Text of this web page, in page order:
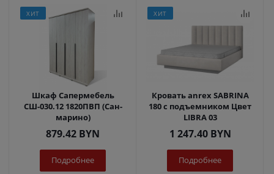
ХИТ
Шкаф Сапермебель
СШ-030.12 1820ПВП (Сан-
марино)
879.42 BYN
Подробнее
ХИТ
Кровать anrex SABRINA
180 с подъемником Цвет
LIBRA 03
1 247.40BYN
Подробнее